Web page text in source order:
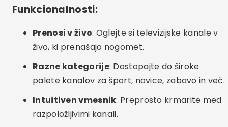
Funkcionalnosti:
Prenosi v živo: Oglejte si televizijske kanale v
živo, ki prenašajo nogomet.
Razne kategorije: Dostopajte do široke
palete kanalov za šport, novice, zabavo in več.
Intuitiven vmesnik: Preprosto krmarite med
razpoložljivimi kanali.